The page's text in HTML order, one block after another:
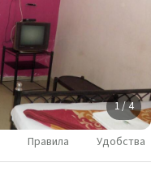
1 / 4
Правила Удобства